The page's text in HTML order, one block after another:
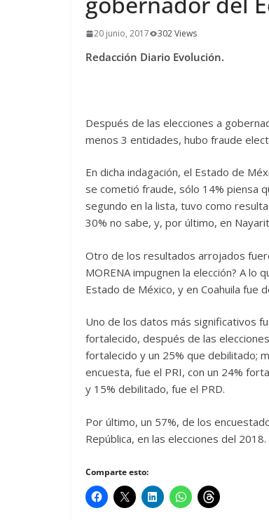
20 junio, 2017 302 Views
Redacción Diario Evolución.
Después de las elecciones a
menos 3 entidades, hubo fraude
En dicha indagación, el Estado de
se cometió fraude, sólo 14% piensa
segundo en la lista, tuvo como
30% no sabe, y, por último, en
Otro de los resultados arrojados
MORENA impugnen la elección? A
Estado de México, y en Coahuila fue
Uno de los datos más significativos
fortalecido, después de las
fortalecido y un 25% que debilitado;
encuesta, fue el PRI, con un 24%
y 15% debilitado, fue el PRD.
Por último, un 57%, de los
República, en las elecciones del 2018.
Comparte esto: